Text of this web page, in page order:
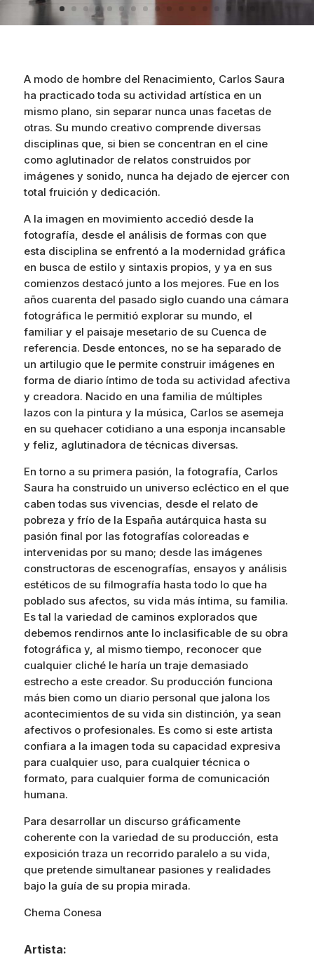
A modo de hombre del Renacimiento, Carlos Saura
ha practicado toda su actividad artística en un
mismo plano, sin separar nunca unas facetas de
otras. Su mundo creativo comprende diversas
disciplinas que, si bien se concentran en el cine
como aglutinador de relatos construidos por
imágenes y sonido, nunca ha dejado de ejercer con
total fruición y dedicación.
A la imagen en movimiento accedió desde la
fotografía, desde el análisis de formas con que
esta disciplina se enfrentó a la modernidad gráfica
en busca de estilo y sintaxis propios, y ya en sus
comienzos destacó junto a los mejores. Fue en los
años cuarenta del pasado siglo cuando una cámara
fotográfica le permitió explorar su mundo, el
familiar y el paisaje mesetario de su Cuenca de
referencia. Desde entonces, no se ha separado de
un artilugio que le permite construir imágenes en
forma de diario íntimo de toda su actividad afectiva
y creadora. Nacido en una familia de múltiples
lazos con la pintura y la música, Carlos se asemeja
en su quehacer cotidiano a una esponja incansable
y feliz, aglutinadora de técnicas diversas.
En torno a su primera pasión, la fotografía, Carlos
Saura ha construido un universo ecléctico en el que
caben todas sus vivencias, desde el relato de
pobreza y frío de la España autárquica hasta su
pasión final por las fotografías coloreadas e
intervenidas por su mano; desde las imágenes
constructoras de escenografías, ensayos y análisis
estéticos de su filmografía hasta todo lo que ha
poblado sus afectos, su vida más íntima, su familia.
Es tal la variedad de caminos explorados que
debemos rendirnos ante lo inclasificable de su obra
fotográfica y, al mismo tiempo, reconocer que
cualquier cliché le haría un traje demasiado
estrecho a este creador. Su producción funciona
más bien como un diario personal que jalona los
acontecimientos de su vida sin distinción, ya sean
afectivos o profesionales. Es como si este artista
confiara a la imagen toda su capacidad expresiva
para cualquier uso, para cualquier técnica o
formato, para cualquier forma de comunicación
humana.
Para desarrollar un discurso gráficamente
coherente con la variedad de su producción, esta
exposición traza un recorrido paralelo a su vida,
que pretende simultanear pasiones y realidades
bajo la guía de su propia mirada.
Chema Conesa
Artista: